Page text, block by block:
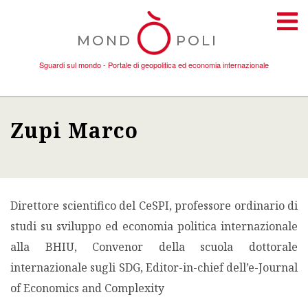
MOND POLI
Sguardi sul mondo - Portale di geopolitica ed economia internazionale
TEMI
CONFLITTI
DONNE
ECONOMIA
Zupi Marco
Direttore scientifico del CeSPI, professore ordinario di
studi su sviluppo ed economia politica internazionale
alla BHIU, Convenor della scuola dottorale
internazionale sugli SDG, Editor-in-chief dell’e-Journal
of Economics and Complexity